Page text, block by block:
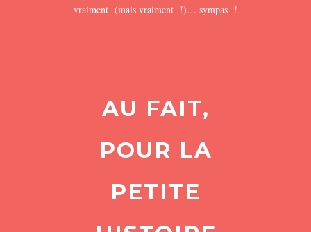
vraiment (mais vraiment !)… sympas !
AU FAIT,
POUR LA
PETITE